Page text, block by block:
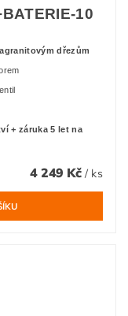
10
dřezům
+ záruka 5 let na
4 249 Kč / ks